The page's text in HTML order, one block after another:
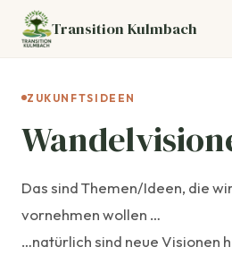
Transition Kulmbach
ZUKUNFTSIDEEN
Das sind Themen/Ideen, die
vornehmen wollen …
…natürlich sind neue Visionen